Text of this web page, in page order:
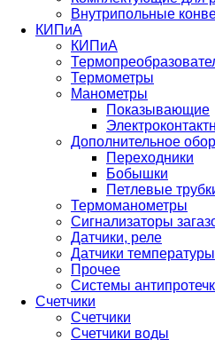
Внутрипольные
КИПиА
КИПиА
Термометры
Манометры
Показывающие
Дополнительное
Переходники
Бобышки
Петлевые
Термоманометры
Сигнализаторы
Датчики, реле
Датчики температуры
Прочее
Системы
Счетчики
Счетчики
Счетчики воды